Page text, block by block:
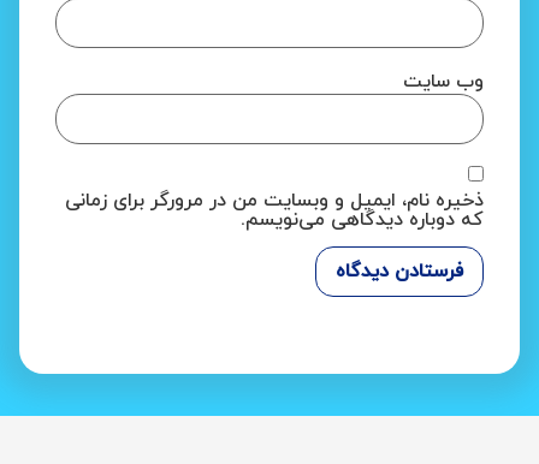
وب‌ سایت
ذخیره نام، ایمیل و وبسایت من در مرورگر برای زمانی
که دوباره دیدگاهی می‌نویسم.